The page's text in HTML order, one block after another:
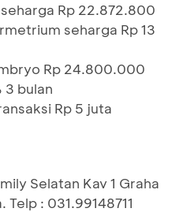
Rp 22.872.800
seharga Rp 13
Rp 24.800.000
3 bulan
Rp 5 juta
Selatan Kav 1 Graha
Telp : 031.99148711